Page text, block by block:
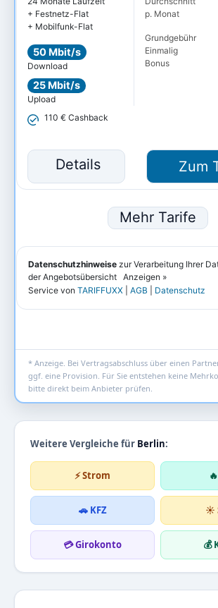
* Anzeige. Bei Vertragsabschluss über einen
ggf. eine Provision. Für Sie entstehen keine
bitte direkt beim Anbieter prüfen.
Weitere Vergleiche für Berlin:
⚡ Strom
🚗 KFZ ☀️
💳 Girokonto 💰